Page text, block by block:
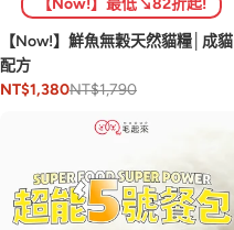
【Now!】鮮魚無穀天然貓糧│成貓
配方
NT$1,380NT$1,790